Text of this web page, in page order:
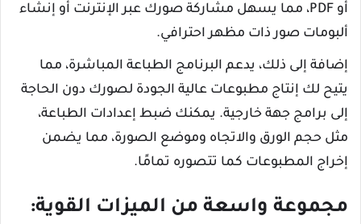
أو PDF، مما يسهل مشاركة صورك عبر الإنترنت أو إنشاء
ألبومات صور ذات مظهر احترافي.
إضافة إلى ذلك، يدعم البرنامج الطباعة المباشرة، مما
يتيح لك إنتاج مطبوعات عالية الجودة لصورك دون الحاجة
إلى برامج جهة خارجية. يمكنك ضبط إعدادات الطباعة،
مثل حجم الورق والاتجاه وموضع الصورة، مما يضمن
إخراج المطبوعات كما تتصوره تمامًا.
مجموعة واسعة من الميزات القوية: